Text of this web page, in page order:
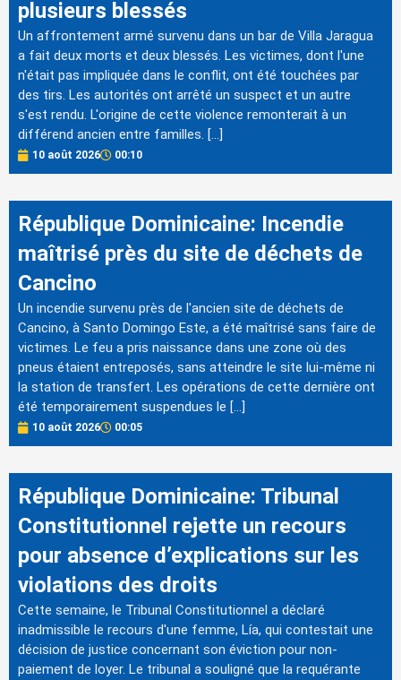
plusieurs blessés
Un affrontement armé survenu dans un bar de Villa Jaragua
a fait deux morts et deux blessés. Les victimes, dont l'une
n'était pas impliquée dans le conflit, ont été touchées par
des tirs. Les autorités ont arrêté un suspect et un autre
s'est rendu. L'origine de cette violence remonterait à un
différend ancien entre familles. […]
10 août 2026 00:10
République Dominicaine: Incendie
maîtrisé près du site de déchets de
Cancino
Un incendie survenu près de l'ancien site de déchets de
Cancino, à Santo Domingo Este, a été maîtrisé sans faire de
victimes. Le feu a pris naissance dans une zone où des
pneus étaient entreposés, sans atteindre le site lui-même ni
la station de transfert. Les opérations de cette dernière ont
été temporairement suspendues le […]
10 août 2026 00:05
République Dominicaine: Tribunal
Constitutionnel rejette un recours
pour absence d’explications sur les
violations des droits
Cette semaine, le Tribunal Constitutionnel a déclaré
inadmissible le recours d'une femme, Lía, qui contestait une
décision de justice concernant son éviction pour non-
paiement de loyer. Le tribunal a souligné que la requérante